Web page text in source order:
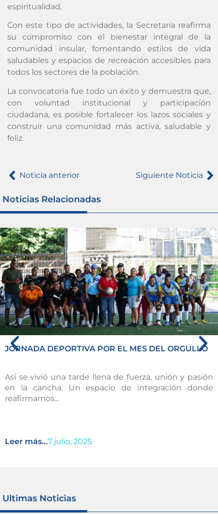
espiritualidad.
Con este tipo de actividades, la Secretaría reafirma
su compromiso con el bienestar integral de la
comunidad insular, fomentando estilos de vida
saludables y espacios de recreación accesibles para
todos los sectores de la población.
La convocatoria fue todo un éxito y demuestra que,
con voluntad institucional y participación
ciudadana, es posible fortalecer los lazos sociales y
construir una comunidad más activa, saludable y
feliz.
Noticia anterior Siguiente Noticia
Noticias Relacionadas
JORNADA DEPORTIVA POR EL MES DEL ORGULLO
Así se vivió una tarde llena de fuerza, unión y pasión
en la cancha. Un espacio de integración donde
reafirmamos...
Leer más...7 julio, 2025
Ultimas Noticias